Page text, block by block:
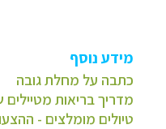
מידע נוסף
כתבה על מחלת גובה
מדריך בריאות
טיולים מומלצים -